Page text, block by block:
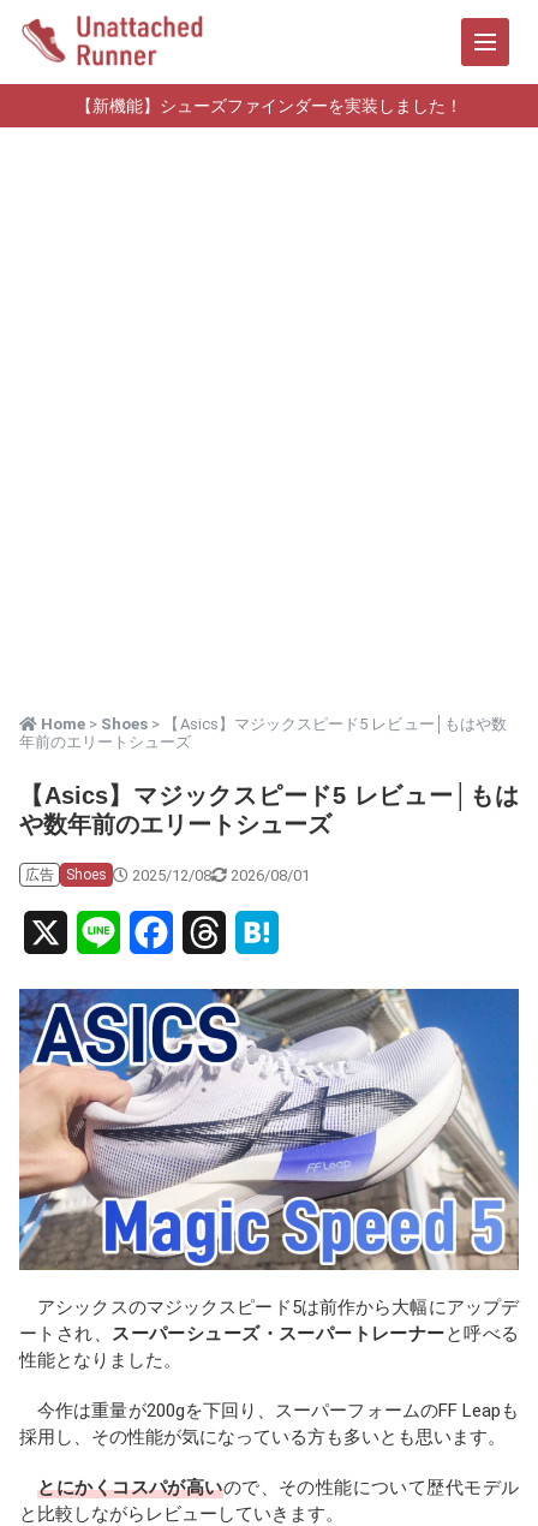
【新機能】シューズファインダーを実装しました！
Home > Shoes > 【Asics】マジックスピード5 レビュー│もはや数
年前のエリートシューズ
【Asics】マジックスピード5 レビュー│もは
や数年前のエリートシューズ
広告 Shoes 2025/12/08 2026/08/01
n
e
c
e
b
o
o
r
e
a
d
s
t
e
n
a
アシックスのマジックスピード5は前作から大幅にアップデ
ートされ、 スーパーシューズ・スーパートレーナーと呼べる
性能となりました。
今作は重量が200gを下回り、スーパーフォームのFF Leapも
採用し、その性能が気になっている方も多いとも思います。
とにかくコスパが高いので、その性能について歴代モデル
と比較しながらレビューしていきます。